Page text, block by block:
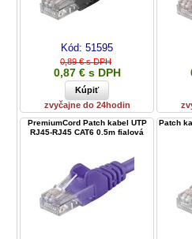
Kód: 51595
0,89 € s DPH
0,87 € s DPH
zvyčajne do 24hodin
PremiumCord Patch kabel UTP
RJ45-RJ45 CAT6 0.5m fialová
Patch